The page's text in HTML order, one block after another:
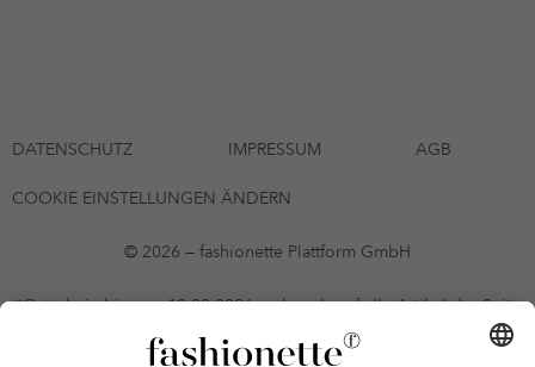
DATENSCHUTZ IMPRESSUM AGB
COOKIE EINSTELLUNGEN ÄNDERN
© 2026 — fashionette Plattform GmbH
*Gutschein bis zum 12.08.2026 mehrmals auf alle Artikel der Seite
fashionette.at/selected-styles anwendbar. Es gelten die in den AGB
§9 festgelegten Bedingungen.